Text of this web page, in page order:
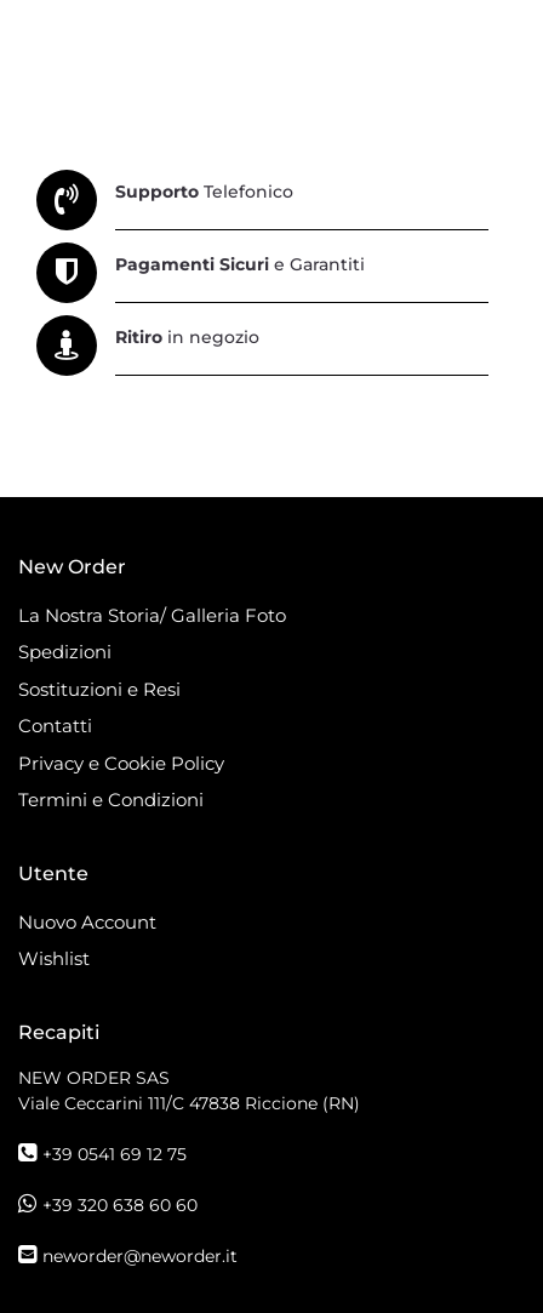
Supporto Telefonico
Pagamenti Sicuri e Garantiti
Ritiro in negozio
New Order
La Nostra Storia/ Galleria Foto
Spedizioni
Sostituzioni e Resi
Contatti
Privacy e Cookie Policy
Termini e Condizioni
Utente
Nuovo Account
Wishlist
Recapiti
NEW ORDER SAS
Viale Ceccarini 111/C 47838 Riccione (RN)
+39 0541 69 12 75
+39 320 638 60 60
neworder@neworder.it